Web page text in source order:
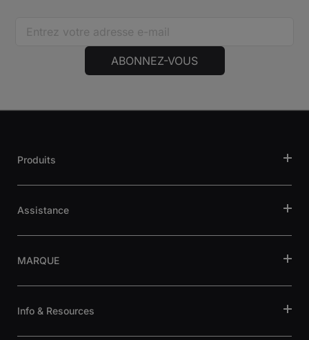
ABONNEZ-VOUS
Produits
Assistance
MARQUE
Info & Resources